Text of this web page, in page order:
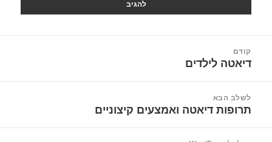
קודם
הפוסט
דיאטה לילדים
לשלב הבא
הפוסט
תרופות דיאטה ואמצעים קיצוניים